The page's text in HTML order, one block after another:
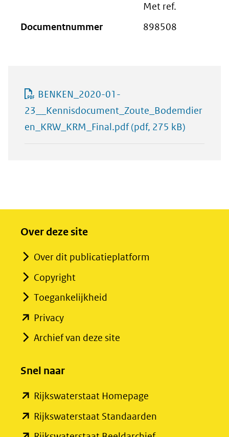
Met ref.
Documentnummer
898508
BENKEN_2020-01-
23__Kennisdocument_Zoute_Bodemdier
en_KRW_KRM_Final.pdf(pdf, 275 kB)
Over deze site
Over dit publicatieplatform
Copyright
Toegankelijkheid
Privacy(opent
in
venster)
naar
een
andere
Archief van deze site
Snel naar
Rijkswaterstaat Homepage
in
Rijkswaterstaat Standaarden